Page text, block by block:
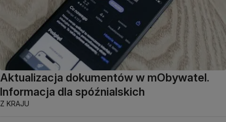
Aktualizacja dokumentów w mObywatel.
Informacja dla spóźnialskich
Z KRAJU